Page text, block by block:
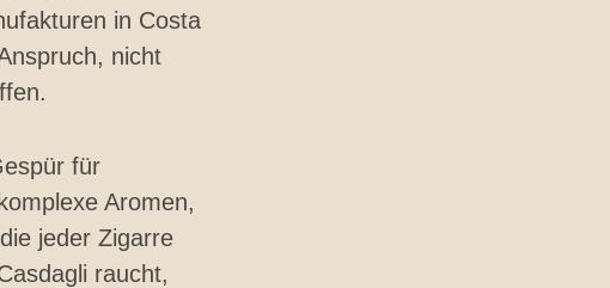
in Costa
nicht
für
Aromen,
jeder Zigarre
raucht,